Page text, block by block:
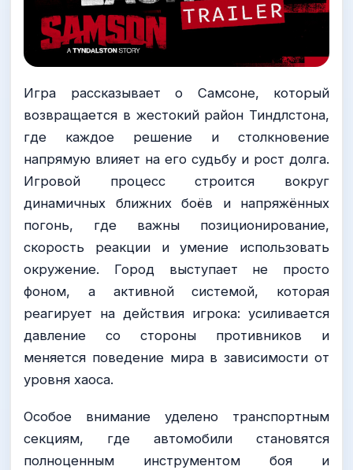
Игра рассказывает о Самсоне, который
возвращается в жестокий район Тиндлстона,
где каждое решение и столкновение
напрямую влияет на его судьбу и рост долга.
Игровой процесс строится вокруг
динамичных ближних боёв и напряжённых
погонь, где важны позиционирование,
скорость реакции и умение использовать
окружение. Город выступает не просто
фоном, а активной системой, которая
реагирует на действия игрока: усиливается
давление со стороны противников и
меняется поведение мира в зависимости от
уровня хаоса.
Особое внимание уделено транспортным
секциям, где автомобили становятся
полноценным инструментом боя и